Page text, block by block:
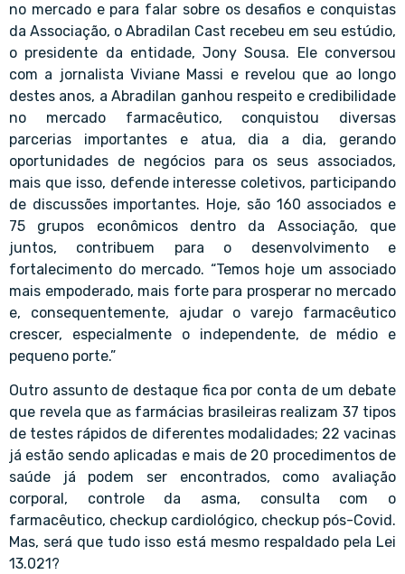
no mercado e para falar sobre os desafios e conquistas
da Associação, o Abradilan Cast recebeu em seu estúdio,
o presidente da entidade, Jony Sousa. Ele conversou
com a jornalista Viviane Massi e revelou que ao longo
destes anos, a Abradilan ganhou respeito e credibilidade
no mercado farmacêutico, conquistou diversas
parcerias importantes e atua, dia a dia, gerando
oportunidades de negócios para os seus associados,
mais que isso, defende interesse coletivos, participando
de discussões importantes. Hoje, são 160 associados e
75 grupos econômicos dentro da Associação, que
juntos, contribuem para o desenvolvimento e
fortalecimento do mercado. “Temos hoje um associado
mais empoderado, mais forte para prosperar no mercado
e, consequentemente, ajudar o varejo farmacêutico
crescer, especialmente o independente, de médio e
pequeno porte.”
Outro assunto de destaque fica por conta de um debate
que revela que as farmácias brasileiras realizam 37 tipos
de testes rápidos de diferentes modalidades; 22 vacinas
já estão sendo aplicadas e mais de 20 procedimentos de
saúde já podem ser encontrados, como avaliação
corporal, controle da asma, consulta com o
farmacêutico, checkup cardiológico, checkup pós-Covid.
Mas, será que tudo isso está mesmo respaldado pela Lei
13.021?